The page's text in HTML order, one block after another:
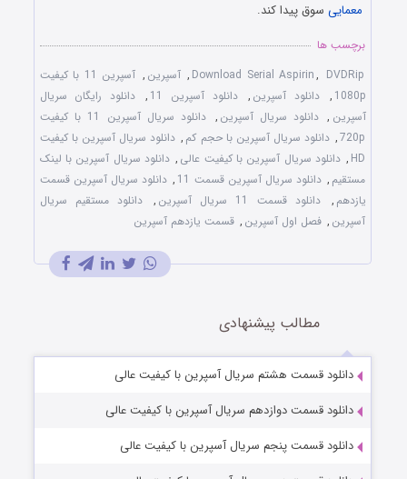
معمایی سوق پیدا کند.
برچسب ها
Download Serial Aspirin, DVDRip
, آسپرین ,
آسپرین 11 با کیفیت
1080p
, دانلود آسپرین , دانلود آسپرین 11 , دانلود رایگان سریال
آسپرین , دانلود سریال آسپرین ,
دانلود سریال آسپرین 11 با کیفیت
720p
, دانلود سریال آسپرین با حجم کم , دانلود سریال آسپرین با کیفیت
HD
, دانلود سریال آسپرین با کیفیت عالی , دانلود سریال آسپرین با لینک
مستقیم , دانلود سریال آسپرین قسمت 11 , دانلود سریال آسپرین قسمت
یازدهم , دانلود قسمت 11 سریال آسپرین ,
دانلود مستقیم سریال
آسپرین , فصل اول آسپرین , قسمت یازدهم آسپرین
مطالب پیشنهادی
دانلود قسمت هشتم سریال آسپرین با کیفیت عالی
دانلود قسمت دوازدهم سریال آسپرین با کیفیت عالی
دانلود قسمت پنجم سریال آسپرین با کیفیت عالی